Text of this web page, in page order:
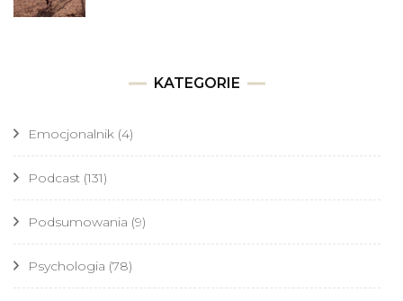
KATEGORIE
Emocjonalnik (4)
Podcast (131)
Podsumowania (9)
Psychologia (78)